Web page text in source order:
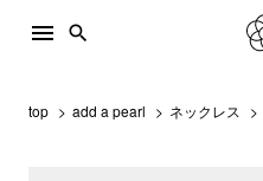
menu search
top add a pearl ネックレス